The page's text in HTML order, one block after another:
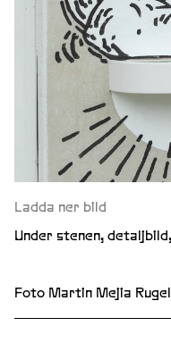
Ladda ner bild
Under stenen,
Foto Martin Mejia